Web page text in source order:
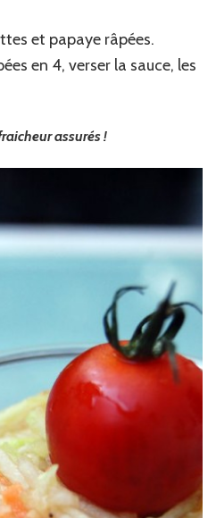
et papaye râpées.
en 4, verser la sauce, les
assurés !